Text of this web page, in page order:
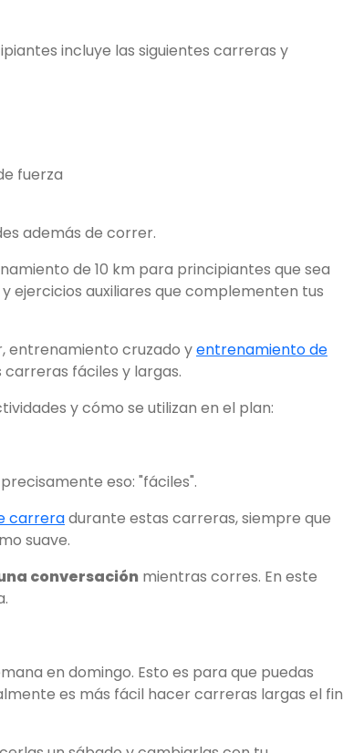
incluye las siguientes carreras y
fuerza
además de correr.
de 10 km para principiantes que sea
ejercicios auxiliares que complementen tus
entrenamiento cruzado yentrenamiento de
carreras fáciles y largas.
y cómo se utilizan en el plan:
eso: "fáciles".
carreradurante estas carreras, siempre que
suave.
conversación mientras corres. En este
en domingo. Esto es para que puedas
es más fácil hacer carreras largas el fin